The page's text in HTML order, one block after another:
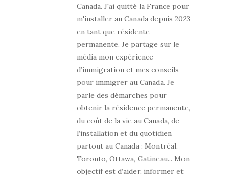
Canada. J'ai quitté la France pour
m'installer au Canada depuis 2023
en tant que résidente
permanente. Je partage sur le
média mon expérience
d’immigration et mes conseils
pour immigrer au Canada. Je
parle des démarches pour
obtenir la résidence permanente,
du coût de la vie au Canada, de
l’installation et du quotidien
partout au Canada : Montréal,
Toronto, Ottawa, Gatineau... Mon
objectif est d’aider, informer et